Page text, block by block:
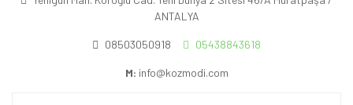
ANTALYA
08503050918 05438843618
M: info@kozmodi.com